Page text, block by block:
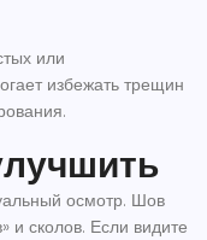
или
избежать трещин
осмотр. Шов
и сколов. Если видите